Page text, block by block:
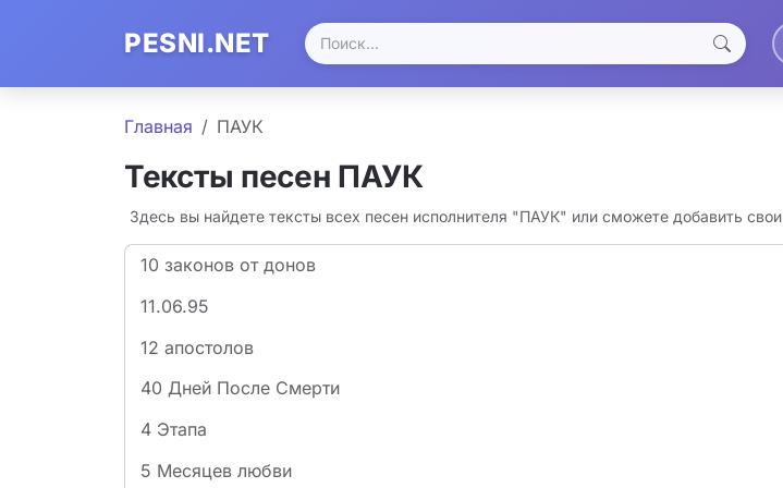
PESNI.NET
Главная ПАУК
Тексты песен ПАУК
Здесь вы найдете тексты всех песен исполнителя "ПАУК" или сможете добавить свои
10 законов от донов
11.06.95
12 апостолов
40 Дней После Смерти
4 Этапа
5 Месяцев любви